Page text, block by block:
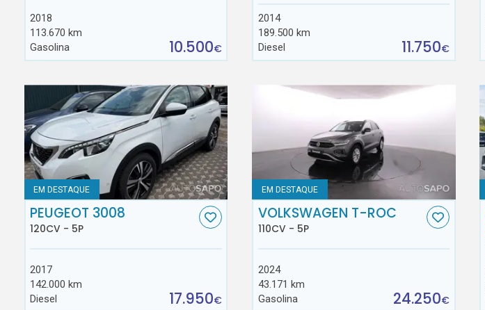
2018
113.670 km
Gasolina
10.500€
2014
189.500 km
Diesel
11.750€
EM DESTAQUE
PEUGEOT 3008
120CV - 5P
2017
142.000 km
Diesel
17.950€
EM DESTAQUE
VOLKSWAGEN T-ROC
110CV - 5P
2024
43.171 km
Gasolina
24.250€